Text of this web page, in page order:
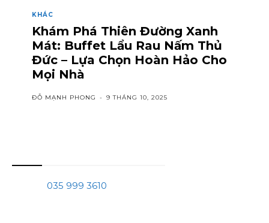
KHÁC
Khám Phá Thiên Đường Xanh
Mát: Buffet Lẩu Rau Nấm Thủ
Đức – Lựa Chọn Hoàn Hảo Cho
Mọi Nhà
ĐỖ MẠNH PHONG - 9 THÁNG 10, 2025
035 999 3610